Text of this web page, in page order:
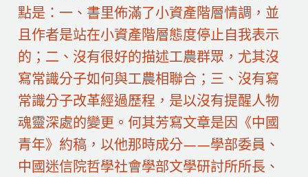
點是：一、書里佈滿了小資產階層情調，並
且作者是站在小資產階層態度停止自我表示
的；二、沒有很好的描述工農群眾，尤其沒
寫常識分子如何與工農相聯合；三、沒有寫
常識分子改革經過歷程，是以沒有提醒人物
魂靈深處的變更。何其芳寫文章是因《中國
青年》約稿，以他那時成分——學部委員、
中國迷信院哲學社會學部文學研討所所長、